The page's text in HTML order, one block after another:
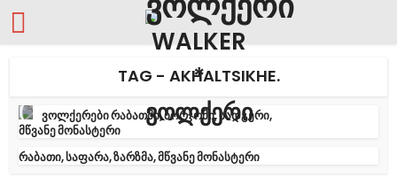
TAG - AKHALTSIKHE.
ვოლქერები რაბათში, ბორჯომი, სადგერი,
მწვანე მონასტერი
რაბათი, საფარა, ზარზმა, მწვანე მონასტერი